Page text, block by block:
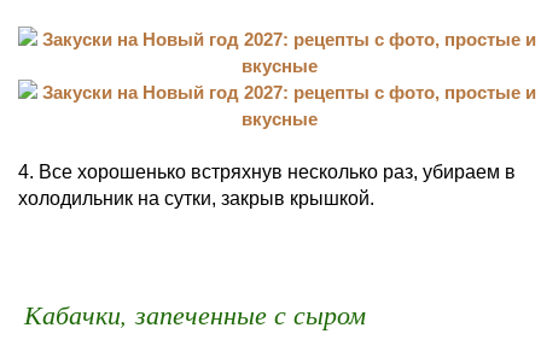
4. Все хорошенько встряхнув несколько раз, убираем в
холодильник на сутки, закрыв крышкой.
Кабачки, запеченные с сыром